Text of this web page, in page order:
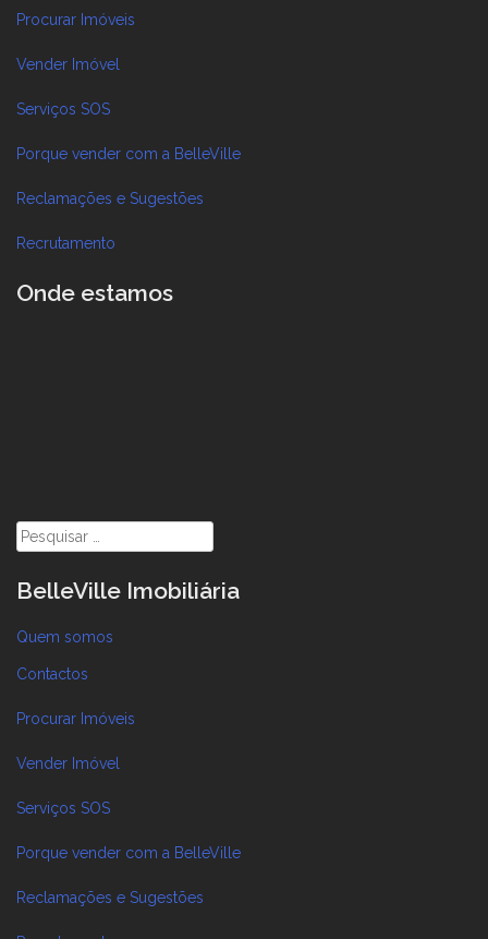
Procurar Imóveis
Vender Imóvel
Serviços SOS
Porque vender com a BelleVille
Reclamações e Sugestões
Recrutamento
Onde estamos
Pesquisar
por:
BelleVille Imobiliária
Quem somos
Contactos
Procurar Imóveis
Vender Imóvel
Serviços SOS
Porque vender com a BelleVille
Reclamações e Sugestões